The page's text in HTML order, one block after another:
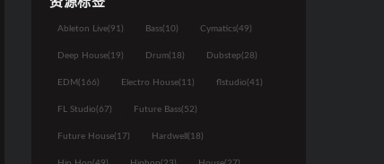
Ableton Live(91) Bass(10) Cymatics(49)
Deep House(19) Drum(18) Dubstep(28)
EDM(166) Electro House(11) flstudio(41)
FL Studio(67) Future Bass(52)
Future House(17) Hardwell (18)